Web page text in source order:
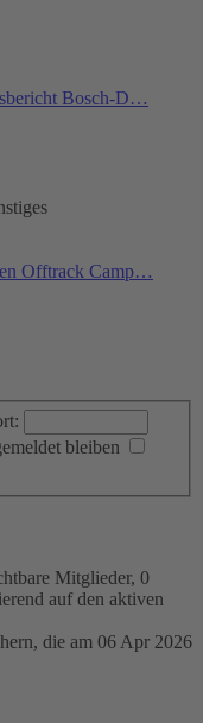
Bosch-D…
Offtrack Camp…
bleiben
Mitglieder, 0
auf den aktiven
die am 06 Apr 2026